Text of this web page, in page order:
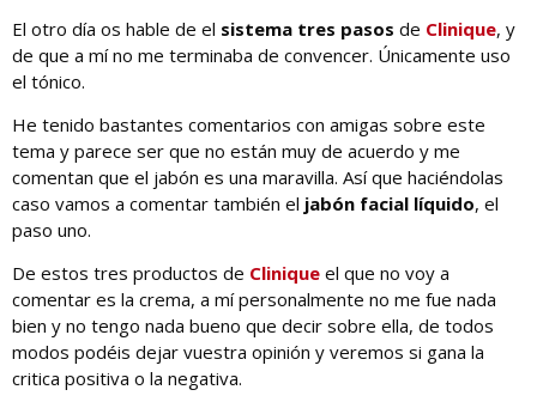
El otro día os hable de el sistema tres pasos de Clinique, y
de que a mí no me terminaba de convencer. Únicamente uso
el tónico.
He tenido bastantes comentarios con amigas sobre este
tema y parece ser que no están muy de acuerdo y me
comentan que el jabón es una maravilla. Así que haciéndolas
caso vamos a comentar también el jabón facial líquido, el
paso uno.
De estos tres productos de Clinique el que no voy a
comentar es la crema, a mí personalmente no me fue nada
bien y no tengo nada bueno que decir sobre ella, de todos
modos podéis dejar vuestra opinión y veremos si gana la
critica positiva o la negativa.